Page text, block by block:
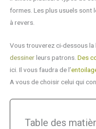
formes. Les plus usuels sont
à revers.
Vous trouverez ci-dessous
dessinerleurs patrons. Des
ici. Il vous faudra de l’
A vous de choisir celui qui
Table des